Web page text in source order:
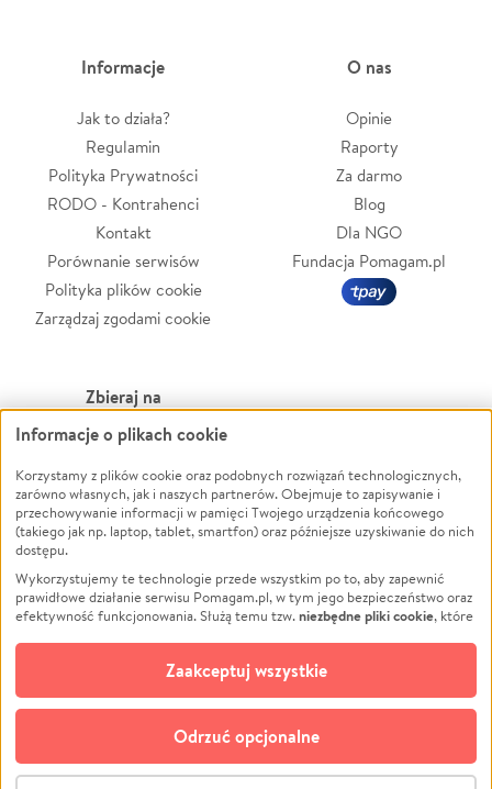
Informacje
Jak to działa?
Regulamin
Polityka Prywatności
RODO - Kontrahenci
Kontakt
Porównanie serwisów
Polityka plików cookie
Zarządzaj zgodami cookie
O nas
Opinie
Raporty
Za darmo
Blog
Dla NGO
Fundacja Pomagam.pl
Zbieraj na
Leczenie
Zwierzęta
Pożar
Ukraina
Pomoc Finansowa
Projekty
Pogrzeb
Społeczność lokalna
Kultura
Powódź
Wichura
NGO
Edukacja
Podróż
Impreza
Ochrona środowiska
Biznes
© CROWDING SP. Z O.O.
Informacje o plikach cookie
Korzystamy z plików cookie oraz podobnych rozwiązań technologicznych,
zarówno własnych, jak i naszych partnerów. Obejmuje to zapisywanie i
przechowywanie informacji w pamięci Twojego urządzenia końcowego
(takiego jak np. laptop, tablet, smartfon) oraz późniejsze uzyskiwanie do nich
dostępu.
Wykorzystujemy te technologie przede wszystkim po to, aby zapewnić
prawidłowe działanie serwisu Pomagam.pl, w tym jego bezpieczeństwo oraz
efektywność funkcjonowania. Służą temu tzw.niezbędne pliki cookie, które
opcjonalnych plików cookie
technologii do celów analitycznych i retargetingowych. Możesz wyrazić
zgodę na ich stosowanie lub jej odmówić. W dowolnym momencie masz
możliwość zmiany swoich preferencji na stronie „Zarządzaj zgodami cookie”,
do której link znajdziesz w stopce serwisu Pomagam.pl. Opcjonalne pliki
cookie wykorzystywane są w następujących celach:
Odrzuć opcjonalne
Zaakceptuj wszystkie